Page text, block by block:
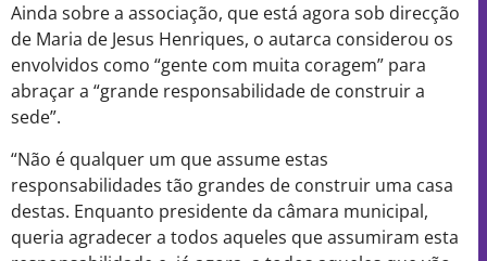
Ainda sobre a associação, que está agora sob direcção
de Maria de Jesus Henriques, o autarca considerou os
envolvidos como “gente com muita coragem” para
abraçar a “grande responsabilidade de construir a
sede”.
“Não é qualquer um que assume estas
responsabilidades tão grandes de construir uma casa
destas. Enquanto presidente da câmara municipal,
queria agradecer a todos aqueles que assumiram esta